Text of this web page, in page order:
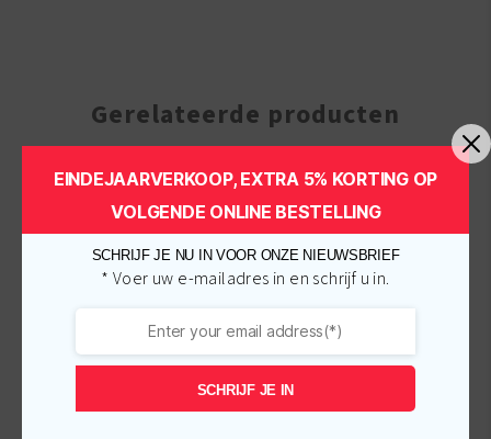
Gerelateerde producten
EINDEJAARVERKOOP, EXTRA 5% KORTING OP
VOLGENDE ONLINE BESTELLING
SCHRIJF JE NU IN VOOR ONZE NIEUWSBRIEF
* Voer uw e-mailadres in en schrijf u in.
SCHRIJF JE IN